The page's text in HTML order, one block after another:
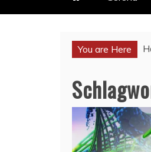
You are Here